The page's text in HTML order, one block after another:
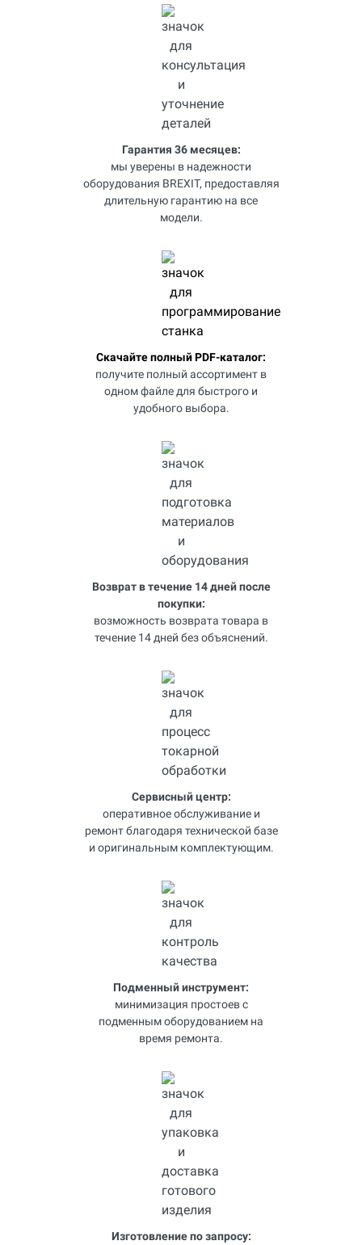
Гарантия 36 месяцев:
мы уверены в надежности
оборудования BREXIT, предоставляя
длительную гарантию на все
модели.
Скачайте полный PDF-каталог:
получите полный ассортимент в
одном файле для быстрого и
удобного выбора.
Возврат в течение 14 дней после
покупки:
возможность возврата товара в
течение 14 дней без объяснений.
Сервисный центр:
оперативное обслуживание и
ремонт благодаря технической базе
и оригинальным комплектующим.
Подменный инструмент:
минимизация простоев с
подменным оборудованием на
время ремонта.
Изготовление по запросу: